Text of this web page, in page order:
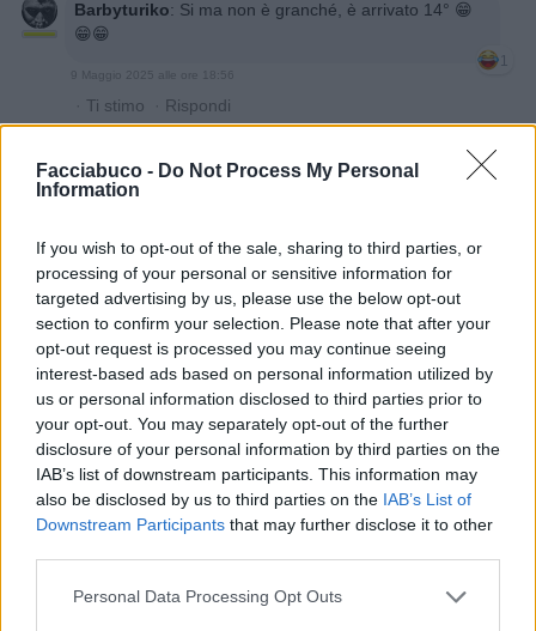
Facciabuco - Do Not Process My Personal
Information
If you wish to opt-out of the sale, sharing to third parties, or
processing of your personal or sensitive information for
targeted advertising by us, please use the below opt-out
section to confirm your selection. Please note that after your
opt-out request is processed you may continue seeing
interest-based ads based on personal information utilized by
us or personal information disclosed to third parties prior to
your opt-out. You may separately opt-out of the further
disclosure of your personal information by third parties on the
IAB’s list of downstream participants. This information may
also be disclosed by us to third parties on the IAB’s List of
Downstream Participants that may further disclose it to other
Personal Data Processing Opt Outs
Barbyturiko: Si ma non è granché, è arrivato 14° 😁
😁😁
1
· Ti stimo · Rispondi
9 Maggio 2025 alle ore 21:06
·Ti stimo·Rispondi
Dr00py :Buona serata ☺️🍻🍻
9 Maggio 2025 alle ore 21:58
·Ti stimo ·Rispondi